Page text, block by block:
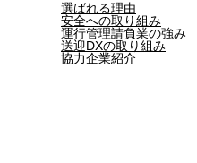
選ばれる理由
安全への取り組み
運行管理請負業の強み
送迎DXの取り組み
協力企業紹介